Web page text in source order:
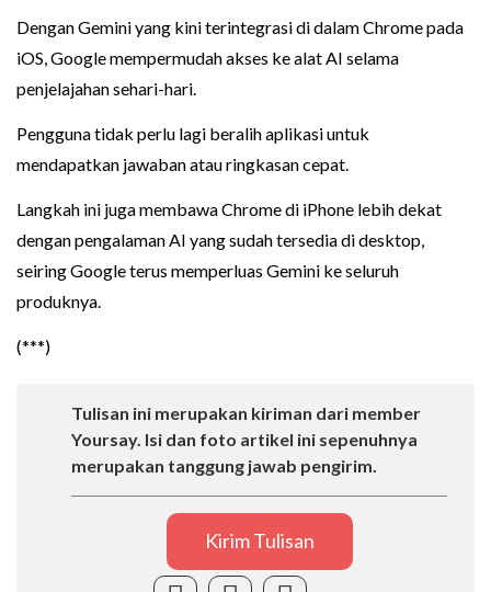
Dengan Gemini yang kini terintegrasi di dalam Chrome pada
iOS, Google mempermudah akses ke alat AI selama
penjelajahan sehari-hari.
Pengguna tidak perlu lagi beralih aplikasi untuk
mendapatkan jawaban atau ringkasan cepat.
Langkah ini juga membawa Chrome di iPhone lebih dekat
dengan pengalaman AI yang sudah tersedia di desktop,
seiring Google terus memperluas Gemini ke seluruh
produknya.
(***)
Tulisan ini merupakan kiriman dari member
Yoursay. Isi dan foto artikel ini sepenuhnya
merupakan tanggung jawab pengirim.
Kirim Tulisan